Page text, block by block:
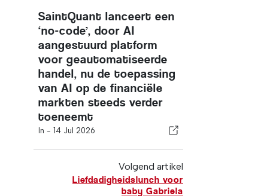
SaintQuant lanceert een
‘no-code’, door AI
aangestuurd platform
voor geautomatiseerde
handel, nu de toepassing
van AI op de financiële
markten steeds verder
toeneemt
In - 14 Jul 2026
Volgend artikel
Liefdadigheidslunch voor
baby Gabriela